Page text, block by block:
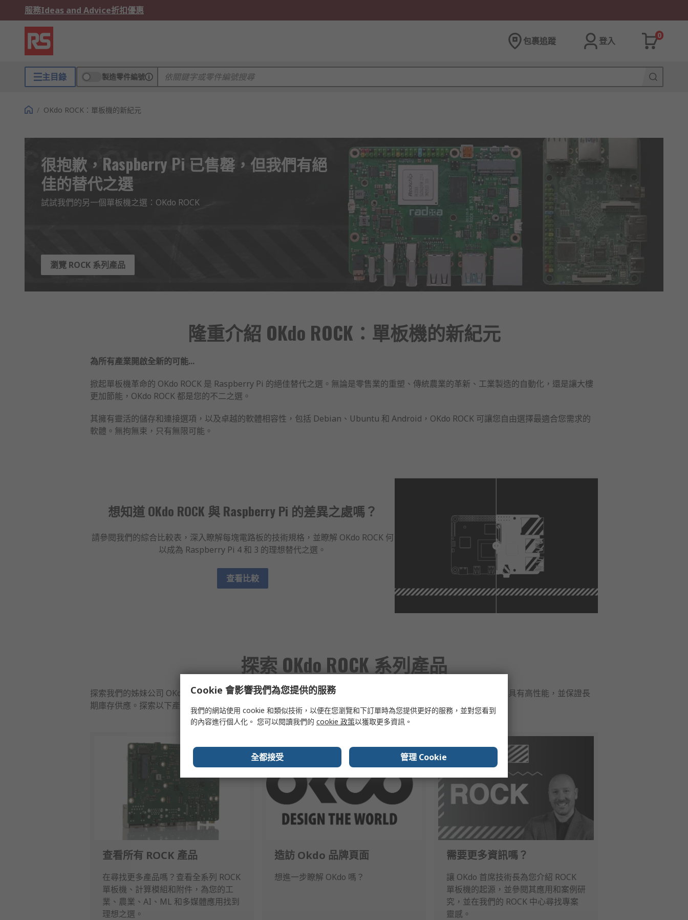
服務Ideas and Advice折扣優惠
包裹追蹤 登入
0
主目錄 製造零件編號
/ OKdo ROCK：單板機的新紀元
很抱歉，Raspberry Pi 已售罄，但我們有絕
佳的替代之選
試試我們的另一個單板機之選：OKdo ROCK
瀏覽 ROCK 系列產品
隆重介紹 OKdo ROCK：單板機的新紀元
為所有產業開啟全新的可能...
掀起單板機革命的 OKdo ROCK 是 Raspberry Pi 的絕佳替代之選。無論是零售業的重塑、傳統農業的革新、工業製造的自動化，還是讓大樓
更加節能，OKdo ROCK 都是您的不二之選。
其擁有靈活的儲存和連接選項，以及卓越的軟體相容性，包括 Debian、Ubuntu 和 Android，OKdo ROCK 可讓您自由選擇最適合您需求的
軟體。無拘無束，只有無限可能。
想知道 OKdo ROCK 與 Raspberry Pi 的差異之處嗎？
請參閱我們的綜合比較表，深入瞭解每塊電路板的技術規格，並瞭解 OKdo ROCK 何
以成為 Raspberry Pi 4 和 3 的理想替代之選。
查看比較
探索 OKdo ROCK 系列產品
探索我們的姊妹公司 OKdo（物聯網和單板機專精）與 Radxa 合作推出的可靠、堅固的全新單板機系列。這些電路板具有高性能，並保證長
期庫存供應。探索以下產品系列，並立即啟動您的下一個專案！
查看所有 ROCK 產品
在尋找更多產品嗎？查看全系列 ROCK
單板機、計算模組和附件，為您的工
業、農業、AI、ML 和多媒體應用找到
理想之選。
造訪 Okdo 品牌頁面
想進一步瞭解 OKdo 嗎？
需要更多資訊嗎？
讓 OKdo 首席技術長為您介紹 ROCK
單板機的起源，並參閱其應用和案例研
究，並在我們的 ROCK 中心尋找專案
靈感。
Cookie 會影響我們為您提供的服務
我們的網站使用 cookie 和類似技術，以便在您瀏覽和下訂單時為您提供更好的服務，並對您看到
的內容進行個人化。 您可以閱讀我們的 cookie 政策以獲取更多資訊。
全都接受 管理 Cookie